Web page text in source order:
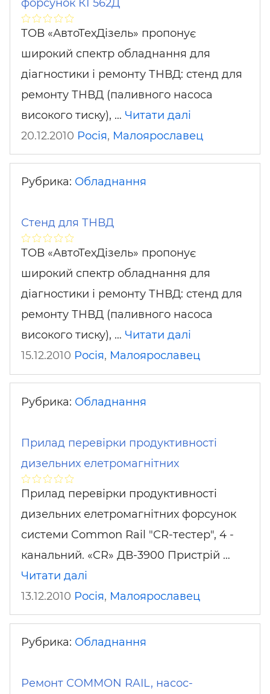
форсунок КІ 562Д
ТОВ «АвтоТехДізель» пропонує
широкий спектр обладнання для
діагностики і ремонту ТНВД: стенд для
ремонту ТНВД (паливного насоса
високого тиску), … Читати далі
20.12.2010 Росія, Малоярославец
Рубрика: Обладнання
Стенд для ТНВД
ТОВ «АвтоТехДізель» пропонує
широкий спектр обладнання для
діагностики і ремонту ТНВД: стенд для
ремонту ТНВД (паливного насоса
високого тиску), … Читати далі
15.12.2010 Росія, Малоярославец
Рубрика: Обладнання
Прилад перевірки продуктивності
дизельних елетромагнітних
Прилад перевірки продуктивності
дизельних елетромагнітних форсунок
системи Common Rail "CR-тестер", 4 -
канальний. «CR» ДВ-3900 Пристрій …
Читати далі
13.12.2010 Росія, Малоярославец
Рубрика: Обладнання
Ремонт COMMON RAIL, насос-